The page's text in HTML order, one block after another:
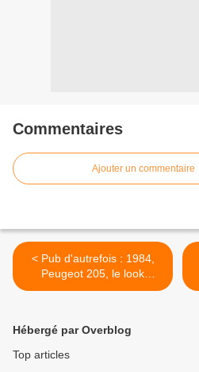
Commentaires
Ajouter un commentaire
< Pub d'autrefois : 1984,
Peugeot 205, le look
"chébran" !
Hébergé par Overblog
Top articles